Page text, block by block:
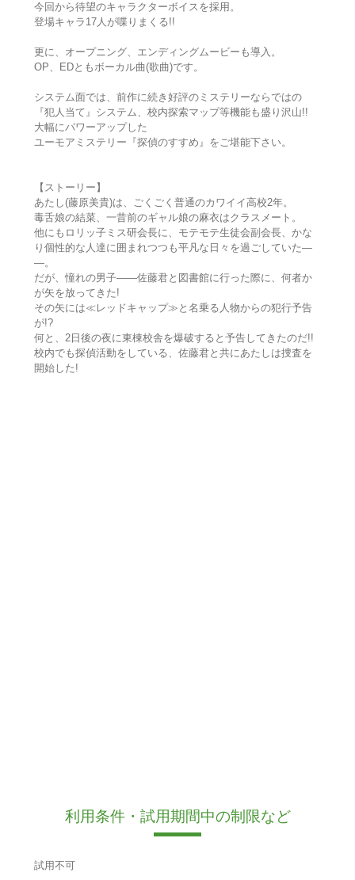
今回から待望のキャラクターボイスを採用。
登場キャラ17人が喋りまくる!!
更に、オープニング、エンディングムービーも導入。
OP、EDともボーカル曲(歌曲)です。
システム面では、前作に続き好評のミステリーならではの
『犯人当て』システム、校内探索マップ等機能も盛り沢山!!
大幅にパワーアップした
ユーモアミステリー『探偵のすすめ』をご堪能下さい。
【ストーリー】
あたし(藤原美貴)は、ごくごく普通のカワイイ高校2年。
毒舌娘の結菜、一昔前のギャル娘の麻衣はクラスメート。
他にもロリッ子ミス研会長に、モテモテ生徒会副会長、かな
り個性的な人達に囲まれつつも平凡な日々を過ごしていた―
―。
だが、憧れの男子――佐藤君と図書館に行った際に、何者か
が矢を放ってきた!
その矢には≪レッドキャップ≫と名乗る人物からの犯行予告
が!?
何と、2日後の夜に東棟校舎を爆破すると予告してきたのだ!!
校内でも探偵活動をしている、佐藤君と共にあたしは捜査を
開始した!
利用条件・試用期間中の制限など
試用不可